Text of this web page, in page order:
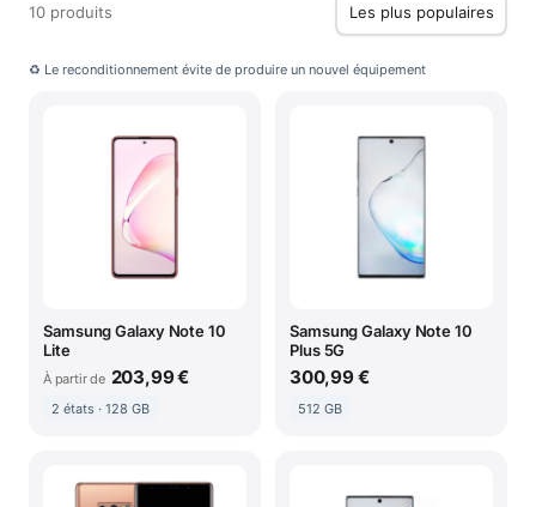
10 produits
♻ Le reconditionnement évite de produire un nouvel équipement
Samsung Galaxy Note 10
Lite
À partir de 203,99 €
2 états · 128 GB
Samsung Galaxy Note 10
Plus 5G
300,99 €
512 GB